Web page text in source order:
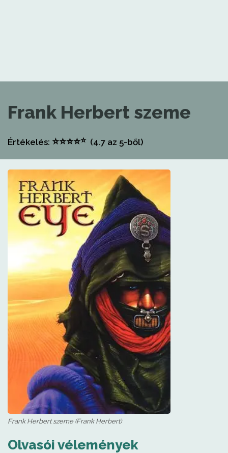
Frank Herbert szeme
Értékelés: ⭐⭐⭐⭐⭐(4.7 az 5-ből)
Frank Herbert szeme (Frank Herbert)
Olvasói vélemények